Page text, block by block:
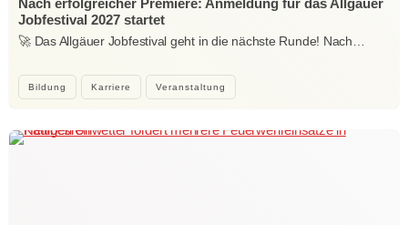
Bildung Karriere Veranstaltung
Nach erfolgreicher Premiere: Anmeldung für das Allgäuer
Jobfestival 2027 startet
🚀 Das Allgäuer Jobfestival geht in die nächste Runde! Nach…